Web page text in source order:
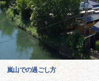
嵐山での過ごし方